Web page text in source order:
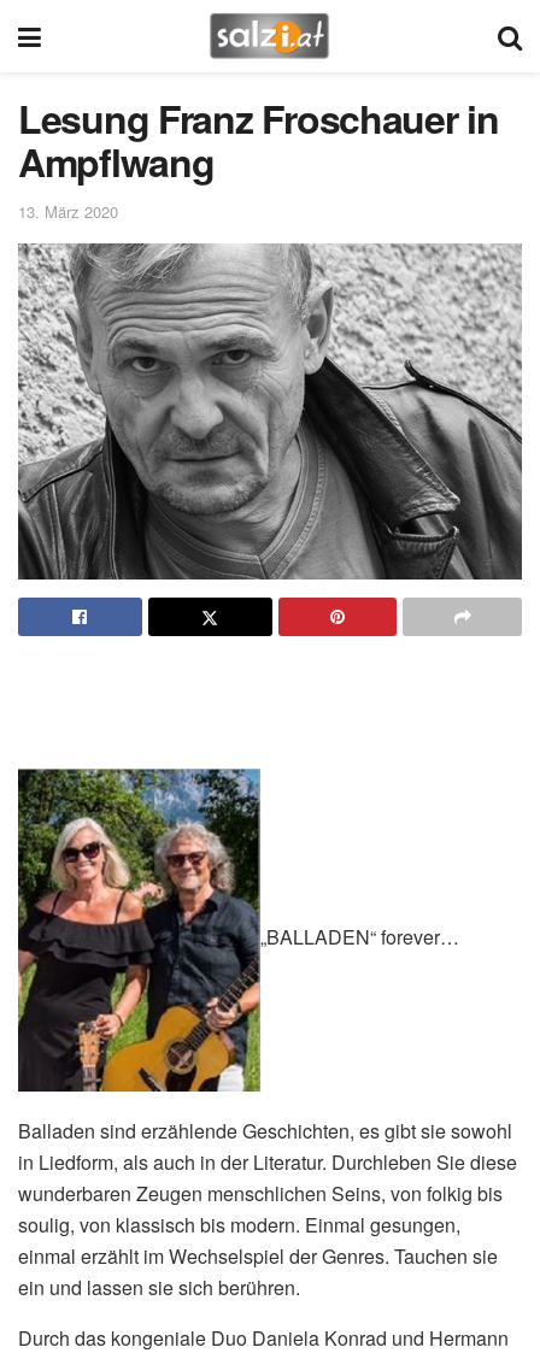
Lesung Franz Froschauer in
Ampflwang
13. März 2020
„BALLADEN“ forever…
Balladen sind erzählende Geschichten, es gibt sie sowohl
in Liedform, als auch in der Literatur. Durchleben Sie diese
wunderbaren Zeugen menschlichen Seins, von folkig bis
soulig, von klassisch bis modern. Einmal gesungen,
einmal erzählt im Wechselspiel der Genres. Tauchen sie
ein und lassen sie sich berühren.
Durch das kongeniale Duo Daniela Konrad und Hermann